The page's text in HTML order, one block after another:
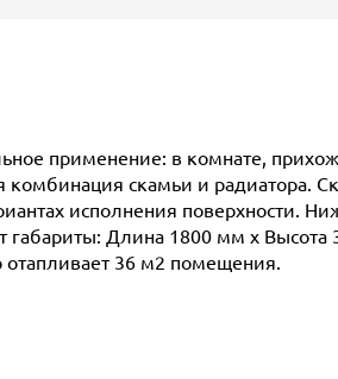
применение: в комнате,
скамьи и радиатора.
исполнения поверхности.
габариты: Длина 1800 мм х
отапливает 36 м2 помещения.